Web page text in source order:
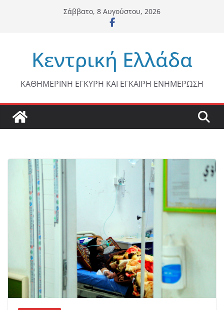
Σάββατο, 8 Αυγούστου, 2026
Κεντρική Ελλάδα
ΚΑΘΗΜΕΡΙΝΗ ΕΓΚΥΡΗ ΚΑΙ ΕΓΚΑΙΡΗ ΕΝΗΜΕΡΩΣΗ